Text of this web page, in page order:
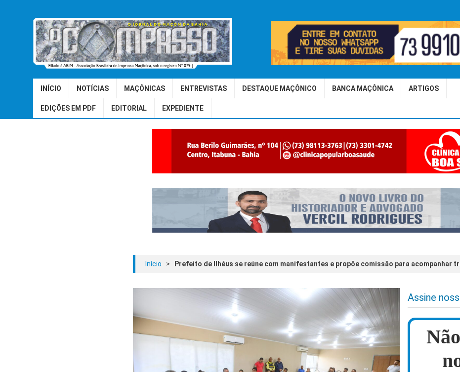
INÍCIO NOTÍCIAS MAÇÔNICAS ENTREVISTAS DESTAQUE MAÇÔNICO BANCA MAÇÔNICA ARTIGOS
EDIÇÕES EM PDF EDITORIAL EXPEDIENTE
Início > Prefeito de Ilhéus se reúne com manifestantes e propõe comissão para acompanhar
Assine